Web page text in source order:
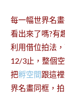
每一幅世界名
看出來了嗎?有
利用借位拍法
12/3止，整個
把孵空間跟這
界名畫同框，